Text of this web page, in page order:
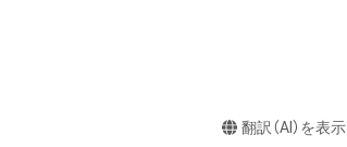
翻訳（AI）を表示